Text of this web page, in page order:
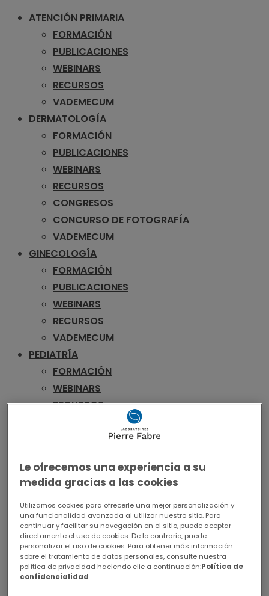
ATENCIÓN PRIMARIA
FORMACIÓN
PUBLICACIONES
WEBINARS
RECURSOS
VADEMECUM
DERMATOLOGÍA
FORMACIÓN
PUBLICACIONES
WEBINARS
RECURSOS
CONGRESOS
CONCURSO DE FOTOGRAFÍA
VADEMECUM
GINECOLOGÍA
FORMACIÓN
PUBLICACIONES
WEBINARS
RECURSOS
VADEMECUM
PEDIATRÍA
FORMACIÓN
WEBINARS
RECURSOS
PUBLICACIONES
WEBINARS
RECURSOS
VADEMECUM
ONCOLOGÍA
MAMA
FORMACIÓN
Le ofrecemos una experiencia a su
medida gracias a las cookies
Utilizamos cookies para ofrecerle una mejor personalización y
una funcionalidad avanzada al utilizar nuestro sitio. Para
continuar y facilitar su navegación en el sitio, puede aceptar
directamente el uso de cookies. De lo contrario, puede
personalizar el uso de cookies. Para obtener más información
sobre el tratamiento de datos personales, consulte nuestra
política de privacidad haciendo clic a continuación:Política de
confidencialidad